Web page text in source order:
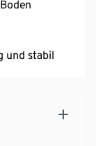
und stabil